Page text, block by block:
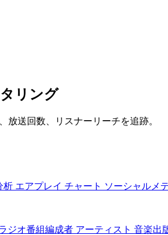
リング
放送回数、リスナーリーチを追跡。
析 エアプレイ チャート ソーシャルメ
ジオ番組編成者 アーティスト 音楽出